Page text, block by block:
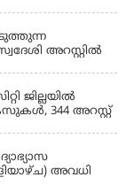
സ്വദേശി അറസ്റ്റിൽ
ജില്ലയിൽ
344 അറസ്റ്റ്
അവധി